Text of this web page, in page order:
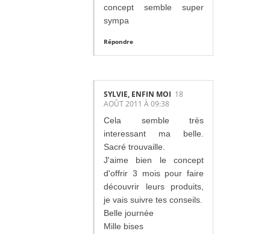
concept semble super
sympa
Répondre
SYLVIE, ENFIN MOI 18
AOÛT 2011 À 09:38
Cela semble très
interessant ma belle.
Sacré trouvaille.
J'aime bien le concept
d'offrir 3 mois pour faire
découvrir leurs produits,
je vais suivre tes conseils.
Belle journée
Mille bises